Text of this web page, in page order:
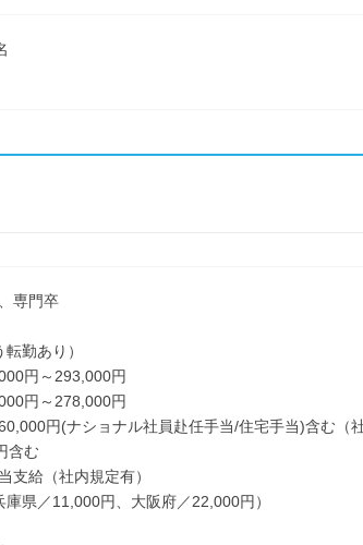
専門卒
勤あり）
円～293,000円
円～278,000円
円(ナショナル社員赴任手当/住宅手当)含む（
含む
給（社内規定有）
県／11,000円、大阪府／22,000円）